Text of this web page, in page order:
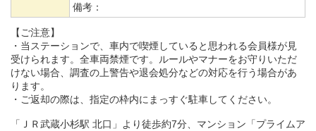
備考：
【ご注意】
・当ステーションで、車内で喫煙していると思われる会員様が見
受けられます。全車両禁煙です。ルールやマナーをお守りいただ
けない場合、調査の上警告や退会処分などの対応を行う場合があ
ります。
・ご返却の際は、指定の枠内にまっすぐ駐車してください。
「ＪＲ武蔵小杉駅 北口」より徒歩約7分、マンション「プライムア